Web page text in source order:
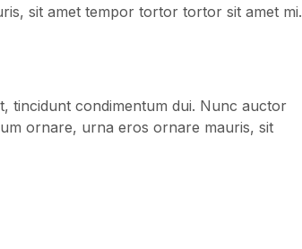
sit amet tempor tortor tortor sit amet mi.
tincidunt condimentum dui. Nunc auctor
ornare, urna eros ornare mauris, sit